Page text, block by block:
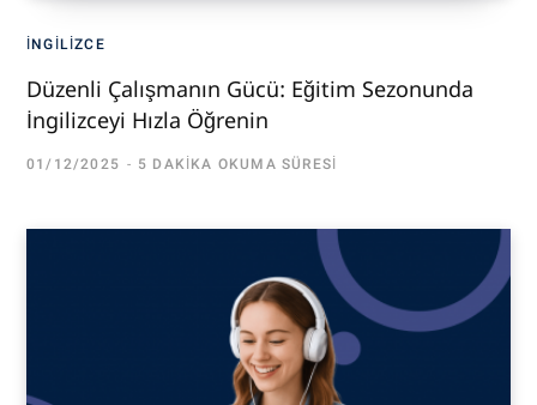
İNGILIZCE
Düzenli Çalışmanın Gücü: Eğitim Sezonunda
İngilizceyi Hızla Öğrenin
01/12/2025 5 DAKIKA OKUMA SÜRESI